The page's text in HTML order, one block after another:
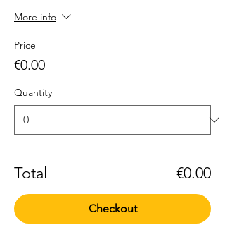
More info
Price
€0.00
Quantity
Total €0.00
Checkout